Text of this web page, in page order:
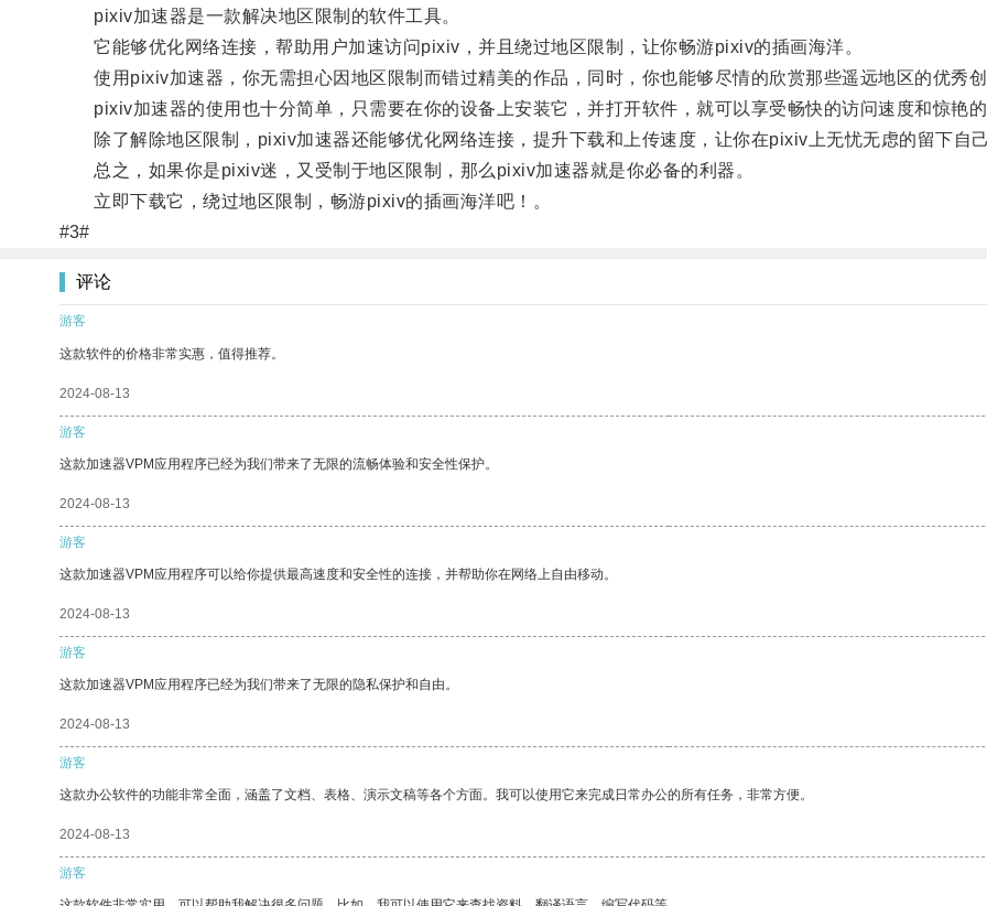
pixiv加速器是一款解决地区限制的软件工具。
它能够优化网络连接，帮助用户加速访问pixiv，并且绕过地区限制，让你畅游pixiv的插画海洋。
使用pixiv加速器，你无需担心因地区限制而错过精美的作品，同时，你也能够尽情的欣赏那些遥远地区的优秀创
pixiv加速器的使用也十分简单，只需要在你的设备上安装它，并打开软件，就可以享受畅快的访问速度和惊艳的
除了解除地区限制，pixiv加速器还能够优化网络连接，提升下载和上传速度，让你在pixiv上无忧无虑的留下自己
总之，如果你是pixiv迷，又受制于地区限制，那么pixiv加速器就是你必备的利器。
立即下载它，绕过地区限制，畅游pixiv的插画海洋吧！。
#3#
评论
游客
这款软件的价格非常实惠，值得推荐。
2024-08-13
游客
这款加速器VPM应用程序已经为我们带来了无限的流畅体验和安全性保护。
2024-08-13
游客
这款加速器VPM应用程序可以给你提供最高速度和安全性的连接，并帮助你在网络上自由移动。
2024-08-13
游客
这款加速器VPM应用程序已经为我们带来了无限的隐私保护和自由。
2024-08-13
游客
这款办公软件的功能非常全面，涵盖了文档、表格、演示文稿等各个方面。我可以使用它来完成日常办公的所有任务，非常方便。
2024-08-13
游客